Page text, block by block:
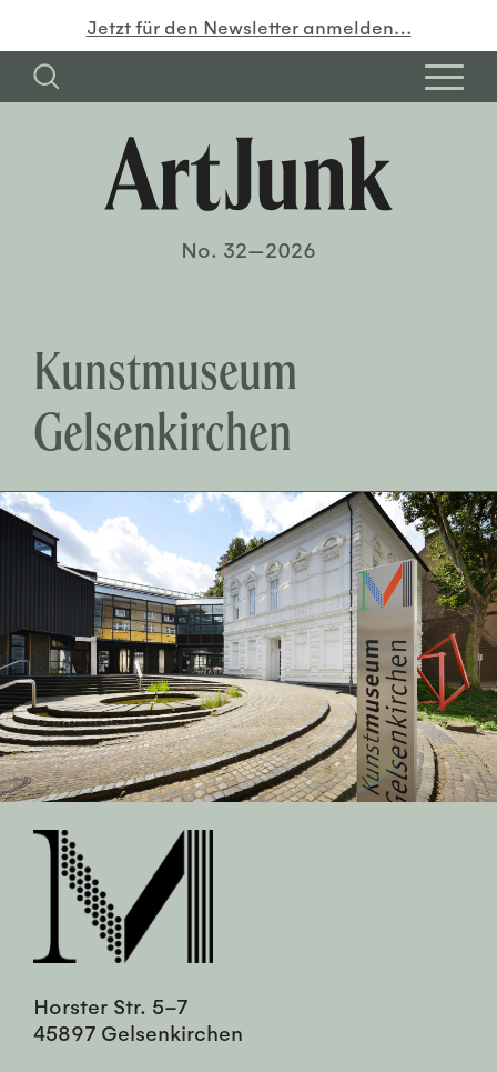
Jetzt für den Newsletter anmelden…
No. 32—2026
Kunstmuseum
Gelsenkirchen
Horster Str. 5–7
45897 Gelsenkirchen